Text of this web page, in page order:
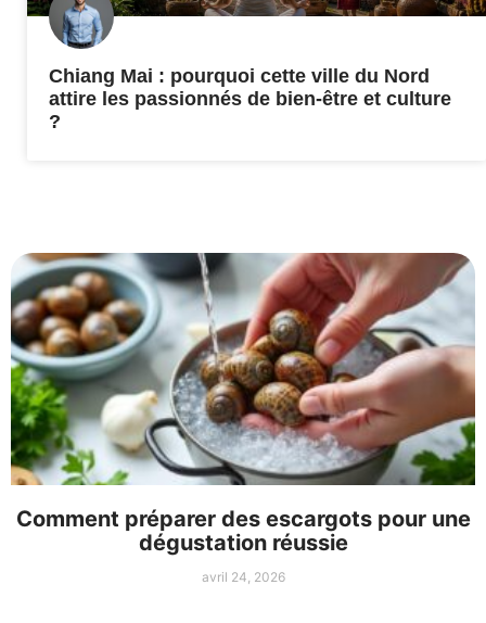
Chiang Mai : pourquoi cette ville du Nord
attire les passionnés de bien-être et culture
?
Comment préparer des escargots pour une
dégustation réussie
avril 24, 2026